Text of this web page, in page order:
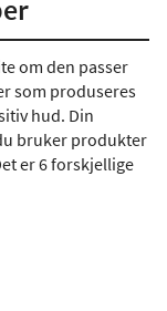
om den passer
som produseres
hud. Din
bruker produkter
er 6 forskjellige